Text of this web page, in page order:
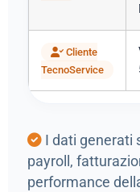
Cliente
TecnoService
I dati generati
payroll,
performance